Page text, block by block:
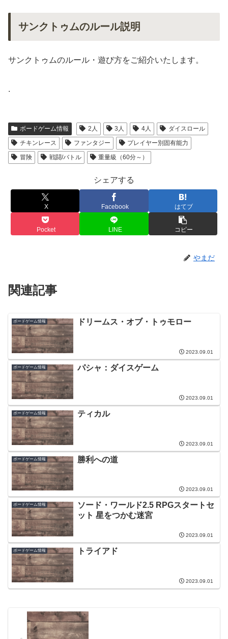
サンクトゥムのルール説明
サンクトゥムのルール・遊び方をご紹介いたします。
.
ボードゲーム情報 2人 3人 4人
ダイスロール
チキンレース
ファンタジー
プレイヤー別固有能力
冒険
戦闘/バトル 重量級（60分～）
シェアする
X Facebook はてブ
Pocket LINE コピー
やまだ
関連記事
ボードゲーム情報 ドリームス・オブ・トゥモロー
2023.09.01
ボードゲーム情報 パシャ：ダイスゲーム
2023.09.01
ボードゲーム情報 ティカル
2023.09.01
ボードゲーム情報 勝利への道
2023.09.01
ボードゲーム情報
ソード・ワールド2.5 RPGスタートセ
ット 星をつかむ迷宮
2023.09.01
ボードゲーム情報 トライアド
2023.09.01